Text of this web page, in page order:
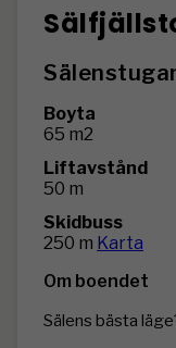
Boyta
65 m2
Liftavstånd
50 m
Skidbuss
250 m Karta
Om boendet
Sälens bästa